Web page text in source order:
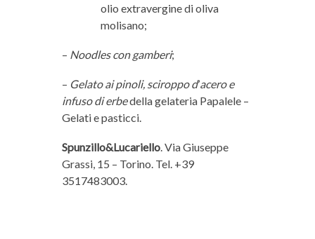
olio extravergine di oliva
molisano;
– Noodles con gamberi;
– Gelato ai pinoli, sciroppo d’acero e
infuso di erbedella gelateria Papalele –
Gelati e pasticci.
Spunzillo&Lucariello. Via Giuseppe
Grassi, 15 – Torino. Tel. +39
3517483003.